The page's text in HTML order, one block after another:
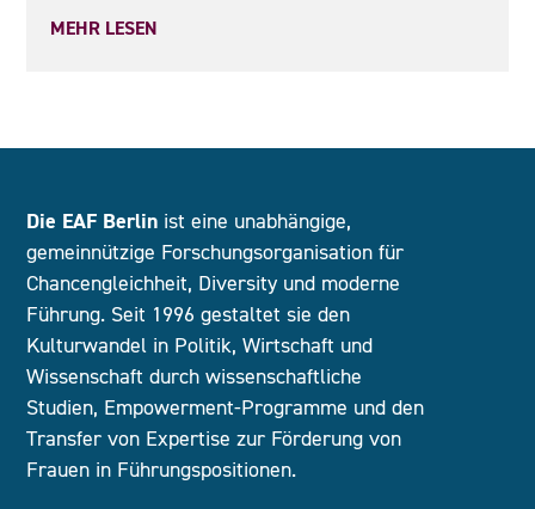
MEHR LESEN
Die EAF Berlin ist eine unabhängige,
gemeinnützige Forschungsorganisation für
Chancengleichheit, Diversity und moderne
Führung. Seit 1996 gestaltet sie den
Kulturwandel in Politik, Wirtschaft und
Wissenschaft durch wissenschaftliche
Studien, Empowerment-Programme und den
Transfer von Expertise zur Förderung von
Frauen in Führungspositionen.